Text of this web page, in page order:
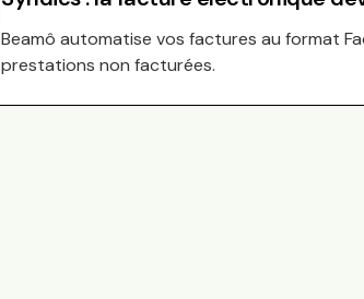
Beamô automatise vos factures au format
prestations non facturées.